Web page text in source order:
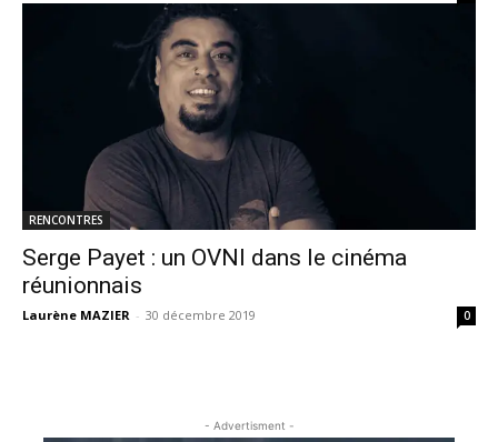
RENCONTRES
Serge Payet : un OVNI dans le cinéma
réunionnais
Laurène MAZIER - 30 décembre 2019 0
- Advertisment -